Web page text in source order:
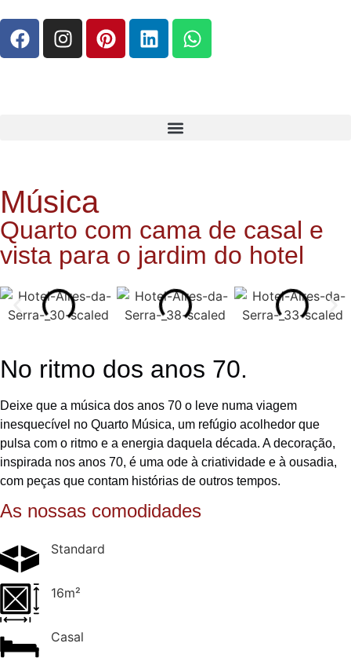
Música
Quarto com cama de casal e
vista para o jardim do hotel
No ritmo dos anos 70.
Deixe que a música dos anos 70 o leve numa viagem
inesquecível no Quarto Música, um refúgio acolhedor que
pulsa com o ritmo e a energia daquela década. A decoração,
inspirada nos anos 70, é uma ode à criatividade e à ousadia,
com peças que contam histórias de outros tempos.
As nossas comodidades
Standard
16m²
Casal